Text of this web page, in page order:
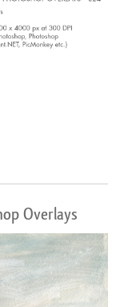
Overlays